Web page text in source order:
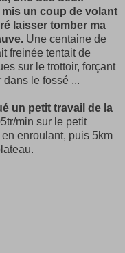
un coup de volant
laisser tomber ma
Une centaine de
freinée tentait de
sur le trottoir, forçant
le fossé ...
un petit travail de la
min sur le petit
enroulant, puis 5km